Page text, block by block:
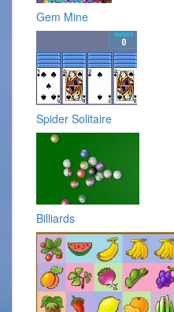
Gem Mine
Spider Solitaire
Billiards